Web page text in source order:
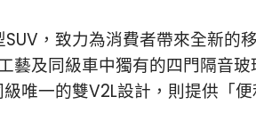
，致力為消費者帶來全新的
及同級車中獨有的四門隔音
唯一的雙V2L設計，則提供「